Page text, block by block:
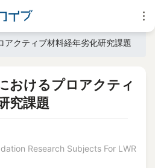
アクティブ材料経年劣化研究課題
おけるプロアクティ
究課題
Research Subjects For LWR